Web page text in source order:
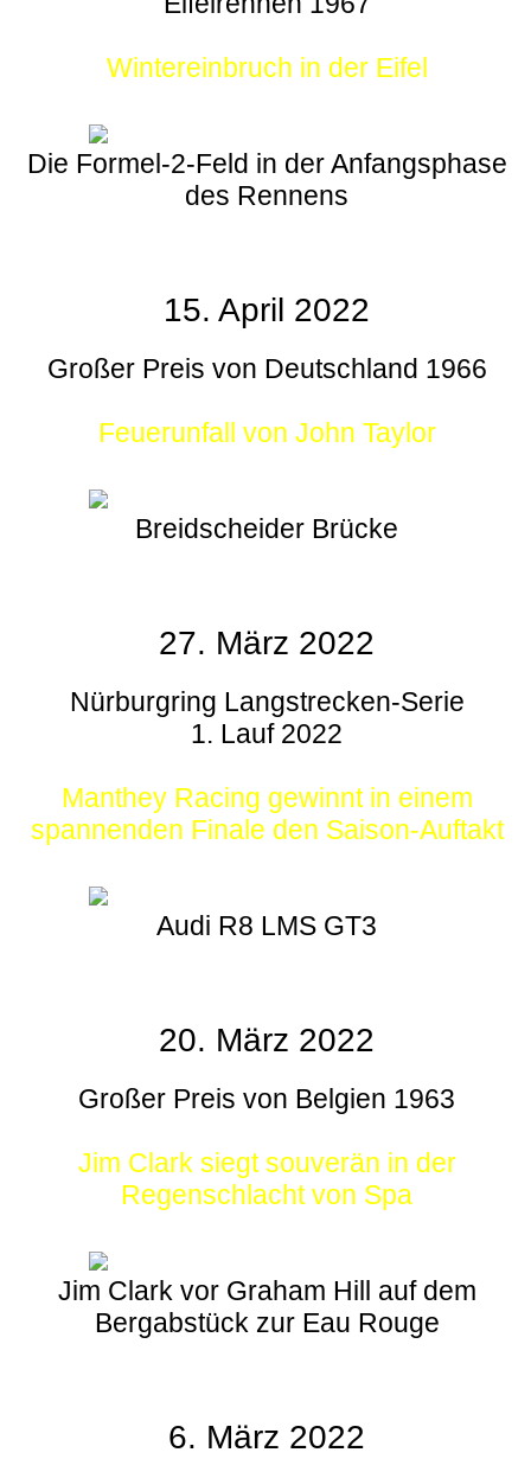
Wintereinbruch in der Eifel
Die Formel-2-Feld in der Anfangsphase
des Rennens
15. April 2022
Großer Preis von Deutschland 1966
Feuerunfall von John Taylor
Breidscheider Brücke
27. März 2022
Nürburgring Langstrecken-Serie
1. Lauf 2022
Manthey Racing gewinnt in einem
spannenden Finale den Saison-Auftakt
Audi R8 LMS GT3
20. März 2022
Großer Preis von Belgien 1963
Jim Clark siegt souverän in der
Regenschlacht von Spa
Jim Clark vor Graham Hill auf dem
Bergabstück zur Eau Rouge
6. März 2022